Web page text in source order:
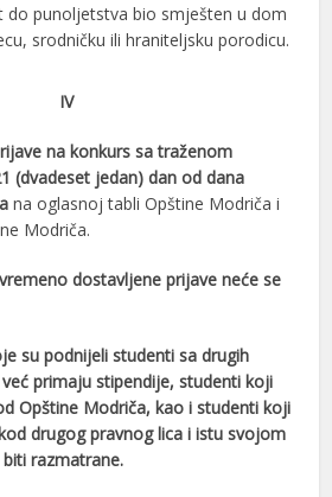
do punoljetstva bio smješten u dom
srodničku ili hraniteljsku porodicu.
IV
na konkurs sa traženom
(dvadeset jedan) dan od dana
na oglasnoj tabli Opštine Modriča i
Modriča.
dostavljene prijave neće se
su podnijeli studenti sa drugih
primaju stipendije, studenti koji
Opštine Modriča, kao i studenti koji
drugog pravnog lica i istu svojom
razmatrane.